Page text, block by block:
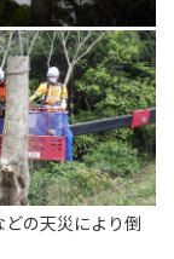
の天災により倒